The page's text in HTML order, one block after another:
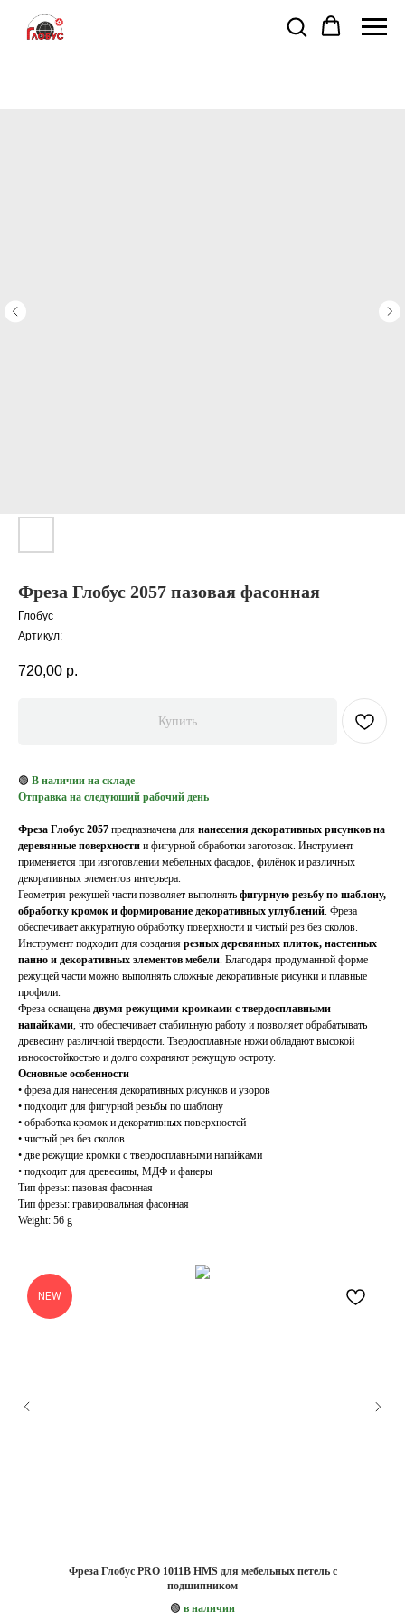
Фреза Глобус 2057 пазовая фасонная
Глобус
Артикул:
720,00 р.
Купить
🟢 В наличии на складе
Отправка на следующий рабочий день
Фреза Глобус 2057 предназначена для нанесения декоративных рисунков на
деревянные поверхности и фигурной обработки заготовок. Инструмент
применяется при изготовлении мебельных фасадов, филёнок и различных
декоративных элементов интерьера.
Геометрия режущей части позволяет выполнять фигурную резьбу по шаблону,
обработку кромок и формирование декоративных углублений . Фреза
обеспечивает аккуратную обработку поверхности и чистый рез без сколов.
Инструмент подходит для создания резных деревянных плиток, настенных
панно и декоративных элементов мебели . Благодаря продуманной форме
режущей части можно выполнять сложные декоративные рисунки и плавные
профили.
Фреза оснащена двумя режущими кромками с твердосплавными
напайками , что обеспечивает стабильную работу и позволяет обрабатывать
древесину различной твёрдости. Твердосплавные ножи обладают высокой
износостойкостью и долго сохраняют режущую остроту.
Основные особенности
• фреза для нанесения декоративных рисунков и узоров
• подходит для фигурной резьбы по шаблону
• обработка кромок и декоративных поверхностей
• чистый рез без сколов
• две режущие кромки с твердосплавными напайками
• подходит для древесины, МДФ и фанеры
Тип фрезы: пазовая фасонная
Тип фрезы: гравировальная фасонная
Weight: 56 g
NEW
Фреза Глобус PRO 1011B HMS для мебельных петель с
подшипником
🟢 в наличии